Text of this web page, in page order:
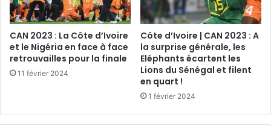
CAN 2023 : La Côte d’Ivoire
et le Nigéria en face à face
retrouvailles pour la finale
11 février 2024
Côte d’Ivoire | CAN 2023 : A
la surprise générale, les
Eléphants écartent les
Lions du Sénégal et filent
en quart !
1 février 2024